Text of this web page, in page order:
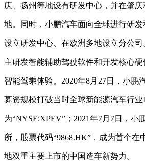
庆、扬州等地设有研发中心，并在肇
地。同时，小鹏汽车面向全球进行研
设立研发中心、在欧洲多地设立分公
主研发智能辅助驾驶软件和开发核心
智能驾乘体验。2020年8月27日，小鹏
募资规模打破当时全球新能源汽车行
为“NYSE:XPEV”；2021年7月7日，小
所，股票代码“9868.HK”，成为首个在
地双重主要上市的中国造车新势力。